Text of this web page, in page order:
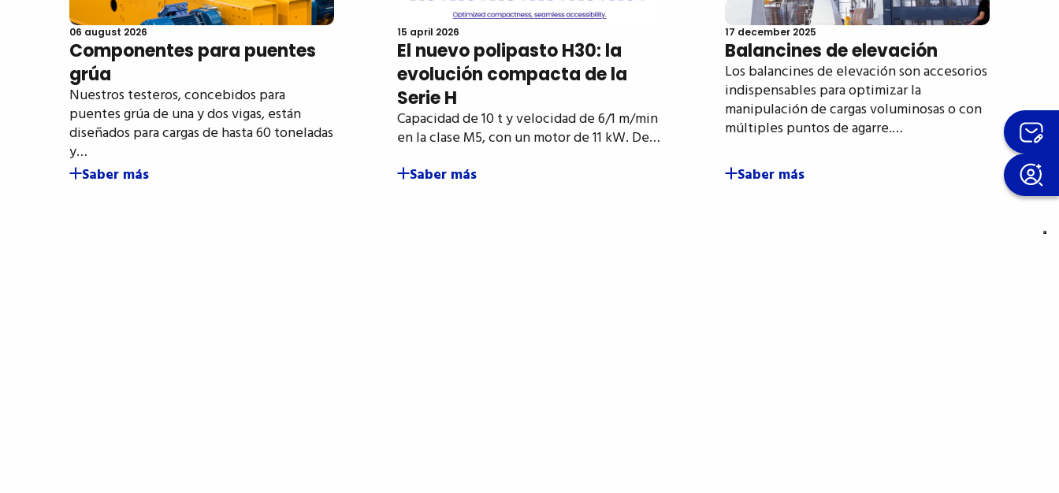
06 august 2026
Componentes para puentes
grúa
Nuestros testeros, concebidos para
puentes grúa de una y dos vigas, están
diseñados para cargas de hasta 60 toneladas
y…
Saber más
15 april 2026
El nuevo polipasto H30: la
evolución compacta de la
Serie H
Capacidad de 10 t y velocidad de 6/1 m/min
en la clase M5, con un motor de 11 kW. De…
Saber más
17 december 2025
Balancines de elevación
Los balancines de elevación son accesorios
indispensables para optimizar la
manipulación de cargas voluminosas o con
múltiples puntos de agarre.…
Saber más